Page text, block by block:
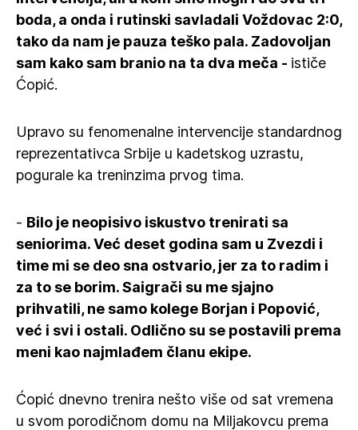
boda, a onda i rutinski savladali Voždovac 2:0,
tako da nam je pauza teško pala. Zadovoljan
sam kako sam branio na ta dva meča - ističe
Ćopić.
Upravo su fenomenalne intervencije standardnog
reprezentativca Srbije u kadetskog uzrastu,
pogurale ka treninzima prvog tima.
- Bilo je neopisivo iskustvo trenirati sa
seniorima. Već deset godina sam u Zvezdi i
time mi se deo sna ostvario, jer za to radim i
za to se borim. Saigrači su me sjajno
prihvatili, ne samo kolege Borjan i Popović,
već i svi i ostali. Odlično su se postavili prema
meni kao najmlađem članu ekipe.
Ćopić dnevno trenira nešto više od sat vremena
u svom porodičnom domu na Miljakovcu prema